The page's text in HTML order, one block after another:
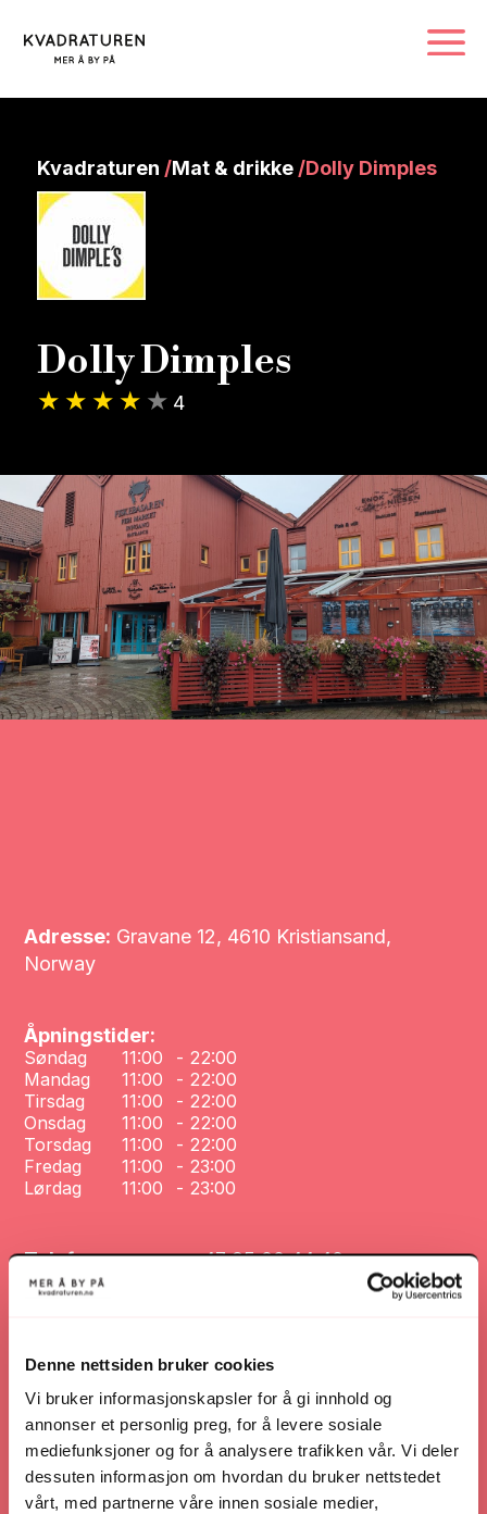
Denne nettsiden bruker cookies
Vi bruker informasjonskapsler for å gi innhold og
annonser et personlig preg, for å levere sosiale
mediefunksjoner og for å analysere trafikken vår. Vi deler
dessuten informasjon om hvordan du bruker nettstedet
vårt, med partnerne våre innen sosiale medier,
Kvadraturen /Mat & drikke /Dolly Dimples
Dolly Dimples
4
Adresse: Gravane 12, 4610 Kristiansand,
Norway
Åpningstider:
Søndag 11:00 - 22:00
Mandag
11:00 - 22:00
Tirsdag
11:00 - 22:00
Onsdag
11:00 - 22:00
Torsdag
11:00 - 22:00
Fredag
11:00 - 23:00
Lørdag
11:00 - 23:00
Telefonnummer: +47 95 00 44 40
Nettsted
Veibeskrivelse